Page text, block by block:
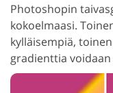
Photoshopin
kokoelmaasi.
kylläisempiä,
gradienttia voidaan